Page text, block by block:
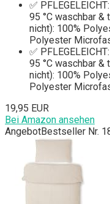
✅
95 °C waschbar &
nicht): 100%
Polyester
✅
95 °C waschbar &
nicht): 100%
Polyester
19,95 EUR
Bei Amazon ansehen
AngebotBestseller Nr.